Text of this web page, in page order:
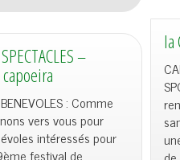
–
: Comme
vers vous pour
intéressés pour
festival de
la